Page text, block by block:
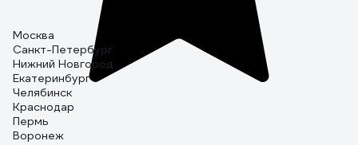
Москва
Санкт-Петербург
Нижний Новгород
Екатеринбург
Челябинск
Краснодар
Пермь
Воронеж